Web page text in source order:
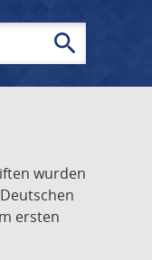
search
wurden
ersten